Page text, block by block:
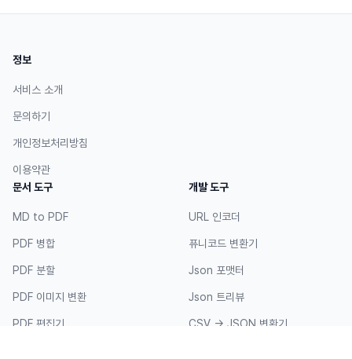
정보
서비스 소개
문의하기
개인정보처리방침
이용약관
문서 도구
MD to PDF
PDF 병합
PDF 분할
PDF 이미지 변환
PDF 편집기
개발 도구
URL 인코더
퓨니코드 변환기
Json 포맷터
Json 트리뷰
CSV → JSON 변환기